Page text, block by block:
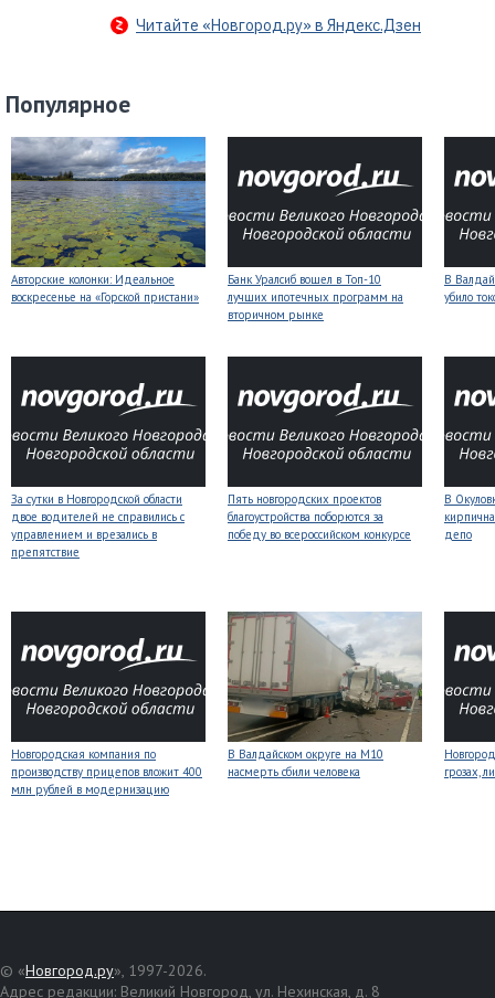
Читайте «Новгород.ру» в Яндекс.Дзен
Популярное
Авторские колонки: Идеальное
воскресенье на «Горской пристани»
Банк Уралсиб вошел в Топ-10
лучших ипотечных программ на
вторичном рынке
В
убило
За сутки в Новгородской области
двое водителей не справились с
управлением и врезались в
препятствие
Пять новгородских проектов
благоустройства поборются за
победу во всероссийском конкурсе
В
депо
Новгородская компания по
производству прицепов вложит 400
млн рублей в модернизацию
В Валдайском округе на М10
насмерть сбили человека
грозах,
© «Новгород.ру», 1997-2026.
Адрес редакции: Великий Новгород, ул. Нехинская, д. 8